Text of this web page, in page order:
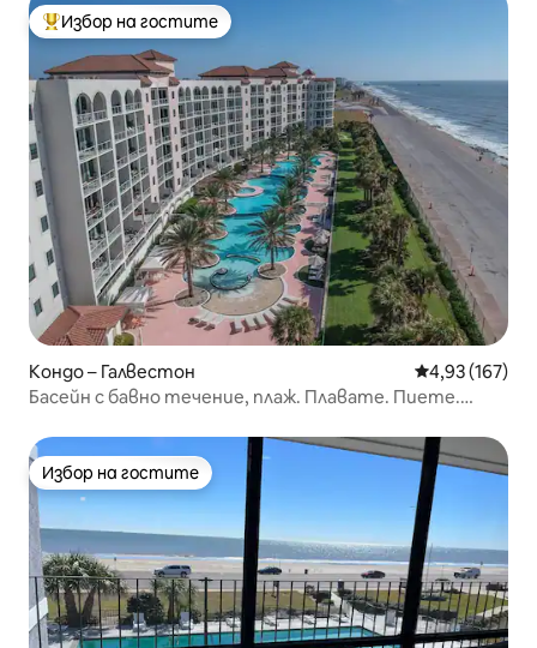
Най-популярен избор на гостите
Избор на гостите
Кондо – Галвестон Средна
4,93 (167)
Басейн с бавно течение, плаж. Плавате. Пиете.
Избор на гостите
Избор на гостите